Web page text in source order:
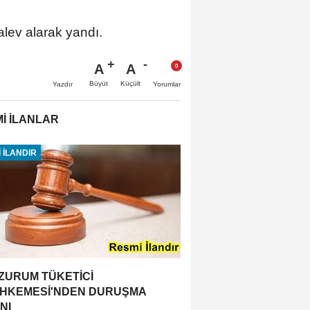
alarak yandı.
Yazdır
A
Büyüt
A
Küçült Yorumlar
İLANLAR
İLANDIR
TÜKETİCİ
DURUŞMA